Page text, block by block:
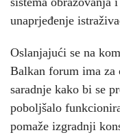
unaprjeđenje
Oslanjajući se na
Balkan forum ima
saradnje kako bi se
poboljšalo
pomaže izgradnji